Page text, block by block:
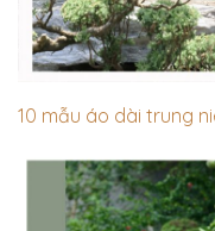
10 mẫu áo dài trung